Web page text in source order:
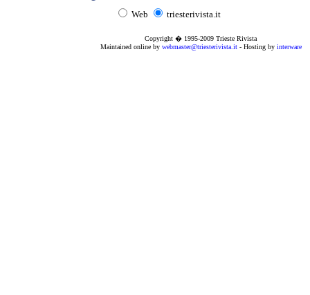
Web triesterivista.it
Copyright � 1995-2009 Trieste Rivista
Maintained online by webmaster@triesterivista.it- Hosting by interware